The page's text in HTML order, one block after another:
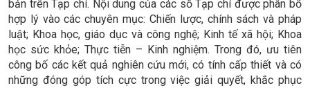
bản trên Tạp chí. Nội dung của các số Tạp chí được phân bổ
hợp lý vào các chuyên mục: Chiến lược, chính sách và pháp
luật; Khoa học, giáo dục và công nghệ; Kinh tế xã hội; Khoa
học sức khỏe; Thực tiễn – Kinh nghiệm. Trong đó, ưu tiên
công bố các kết quả nghiên cứu mới, có tính cấp thiết và có
những đóng góp tích cực trong việc giải quyết, khắc phục